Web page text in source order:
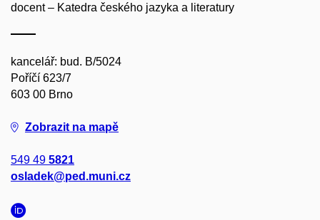
docent – Katedra českého jazyka a literatury
kancelář: bud. B/5024
Poříčí 623/7
603 00 Brno
Zobrazit na mapě
549 49 5821
osladek@ped.muni.cz